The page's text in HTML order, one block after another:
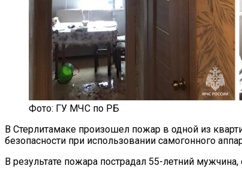
Фото: ГУ МЧС по РБ
В Стерлитамаке произошел пожар в одной из
безопасности при использовании самогонного
В результате пожара пострадал 55-летний